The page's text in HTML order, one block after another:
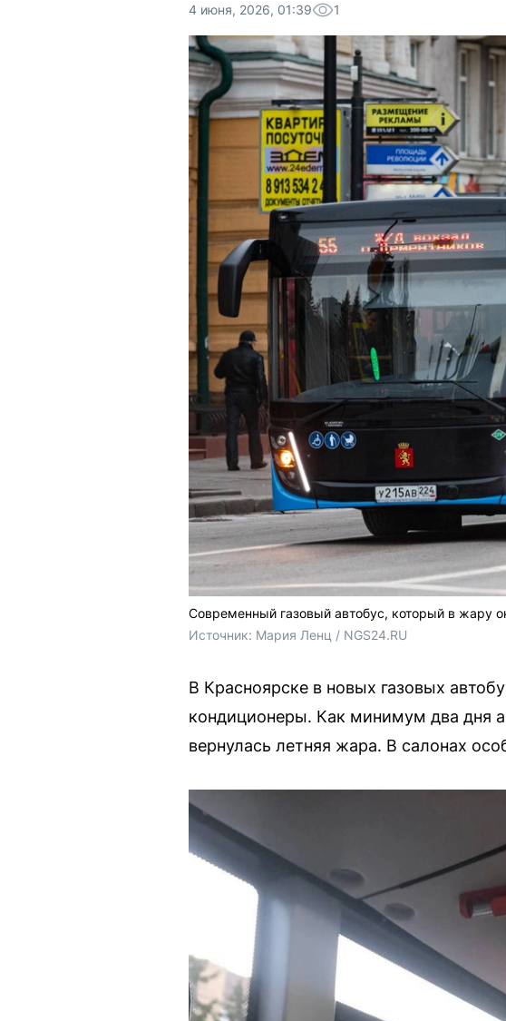
4 июня, 2026, 01:39 1
Современный газовый автобус, который в жару
Источник: Мария Ленц / NGS24.RU
В Красноярске в новых газовых
кондиционеры. Как минимум два дня
вернулась летняя жара. В салонах